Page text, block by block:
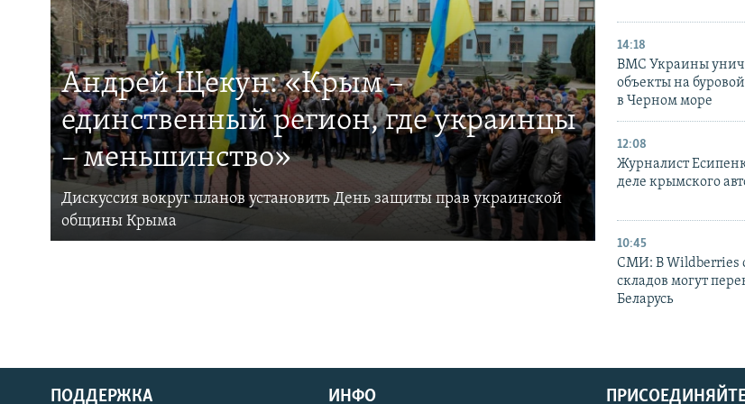
Андрей Щекун: «Крым –
единственный регион, где украинцы
– меньшинство»
Дискуссия вокруг планов установить День защиты прав украинской
общины Крыма
14:18
ВМС Украины
объекты на
в Черном море
12:08
Журналист
деле крымского
10:45
СМИ: В Wildberries
складов могут
Беларусь
ПОДДЕРЖКА ИНФО